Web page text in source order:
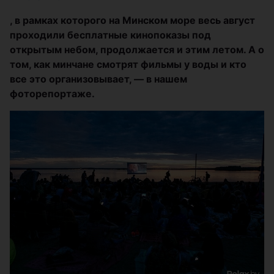
, в рамках которого на Минском море весь август
проходили бесплатные кинопоказы под
открытым небом, продолжается и этим летом. А о
том, как минчане смотрят фильмы у воды и кто
все это организовывает, — в нашем
фоторепортаже.